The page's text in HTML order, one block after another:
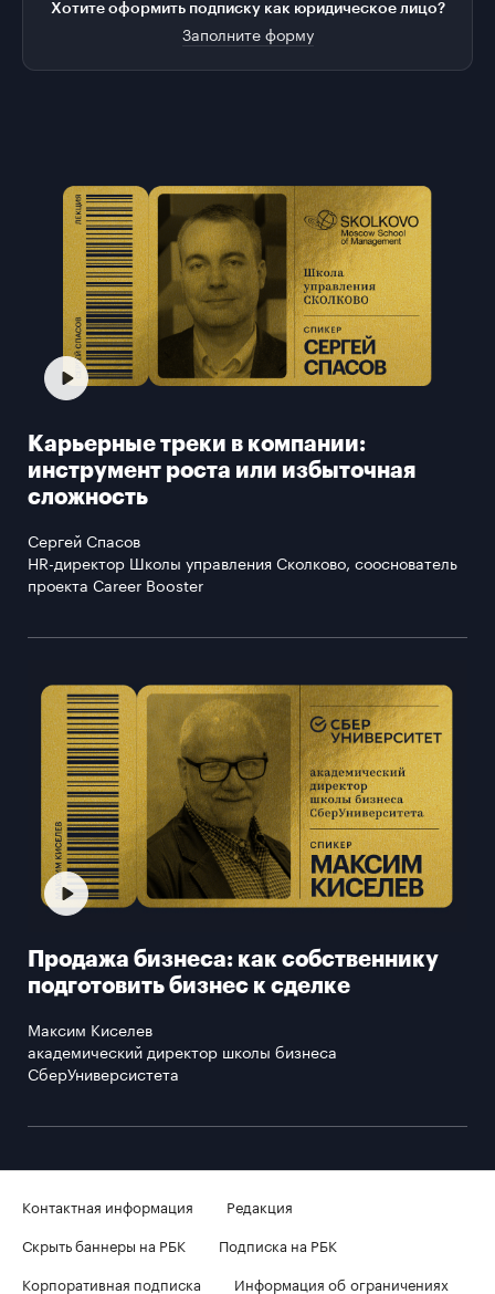
Хотите оформить подписку как юридическое лицо?
Заполните форму
Карьерные треки в компании:
инструмент роста или избыточная
сложность
Сергей Спасов
HR-директор Школы управления Сколково, сооснователь
проекта Career Booster
Продажа бизнеса: как собственнику
подготовить бизнес к сделке
Максим Киселев
академический директор школы бизнеса
СберУниверсистета
Контактная информация
Редакция
Скрыть баннеры на РБК
Подписка на РБК
Корпоративная подписка
Информация об ограничениях